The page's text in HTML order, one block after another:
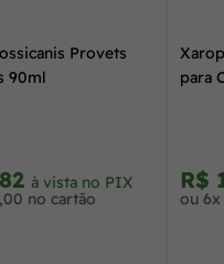
Provets
90ml
à vista no PIX
no cartão
para
R$
ou 6x